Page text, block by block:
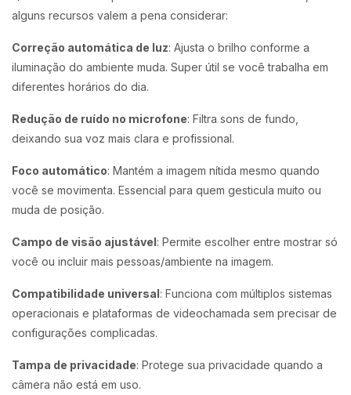
alguns recursos valem a pena considerar:
Correção automática de luz: Ajusta o brilho conforme a
iluminação do ambiente muda. Super útil se você trabalha em
diferentes horários do dia.
Redução de ruído no microfone: Filtra sons de fundo,
deixando sua voz mais clara e profissional.
Foco automático: Mantém a imagem nítida mesmo quando
você se movimenta. Essencial para quem gesticula muito ou
muda de posição.
Campo de visão ajustável: Permite escolher entre mostrar só
você ou incluir mais pessoas/ambiente na imagem.
Compatibilidade universal: Funciona com múltiplos sistemas
operacionais e plataformas de videochamada sem precisar de
configurações complicadas.
Tampa de privacidade: Protege sua privacidade quando a
câmera não está em uso.